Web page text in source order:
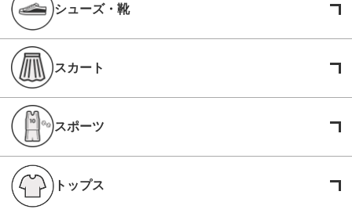
シューズ・靴
スカート
スポーツ
トップス